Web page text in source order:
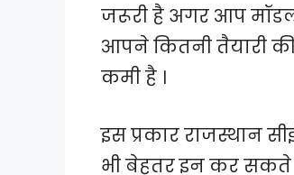
जरूरी है अगर आप
आपने कितनी तैयारी
कमी है ।
इस प्रकार राजस्थान
भी बेहतर इन कर सकते